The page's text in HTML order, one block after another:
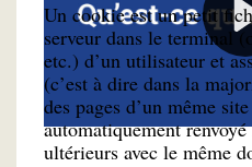
Un cookie est un petit
serveur dans le terminal
etc.) d’un utilisateur et
(c’est à dire dans la
des pages d’un même
automatiquement
ultérieurs avec le même